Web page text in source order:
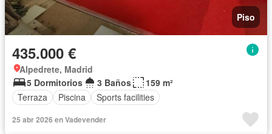
Piso
435.000 €
Alpedrete, Madrid
5 Dormitorios
3 Baños
159 m²
Terraza
Piscina Sports facilities
25 abr 2026 en Vadevender